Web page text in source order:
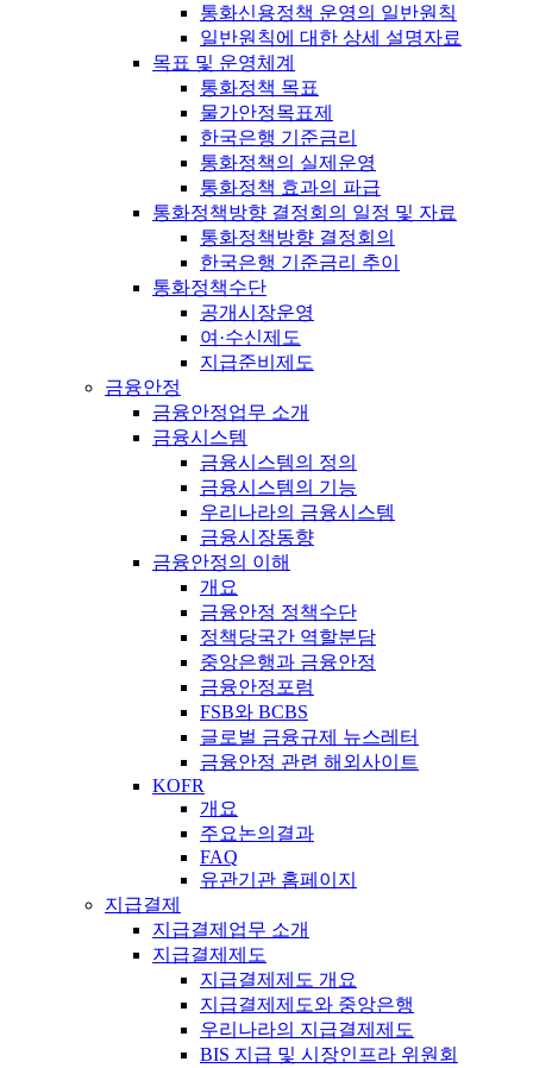
통화신용정책 운영의 일반원칙
일반원칙에 대한 상세 설명자료
목표 및 운영체계
통화정책 목표
물가안정목표제
한국은행 기준금리
통화정책의 실제운영
통화정책 효과의 파급
통화정책방향 결정회의 일정 및 자료
통화정책방향 결정회의
한국은행 기준금리 추이
통화정책수단
공개시장운영
여·수신제도
지급준비제도
금융안정
금융안정업무 소개
금융시스템
금융시스템의 정의
금융시스템의 기능
우리나라의 금융시스템
금융시장동향
금융안정의 이해
개요
금융안정 정책수단
정책당국간 역할분담
중앙은행과 금융안정
금융안정포럼
FSB와 BCBS
글로벌 금융규제 뉴스레터
금융안정 관련 해외사이트
KOFR
개요
주요논의결과
FAQ
유관기관 홈페이지
지급결제
지급결제업무 소개
지급결제제도
지급결제제도 개요
지급결제제도와 중앙은행
우리나라의 지급결제제도
BIS 지급 및 시장인프라 위원회